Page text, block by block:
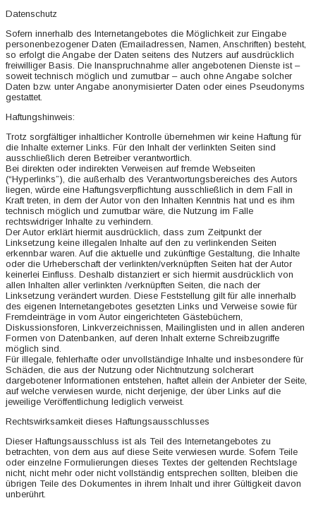
Datenschutz
Sofern innerhalb des Internetangebotes die Möglichkeit zur Eingabe
personenbezogener Daten (Emailadressen, Namen, Anschriften) besteht,
so erfolgt die Angabe der Daten seitens des Nutzers auf ausdrücklich
freiwilliger Basis. Die Inanspruchnahme aller angebotenen Dienste ist –
soweit technisch möglich und zumutbar – auch ohne Angabe solcher
Daten bzw. unter Angabe anonymisierter Daten oder eines Pseudonyms
gestattet.
Haftungshinweis:
Trotz sorgfältiger inhaltlicher Kontrolle übernehmen wir keine Haftung für
die Inhalte externer Links. Für den Inhalt der verlinkten Seiten sind
ausschließlich deren Betreiber verantwortlich.
Bei direkten oder indirekten Verweisen auf fremde Webseiten
(“Hyperlinks”), die außerhalb des Verantwortungsbereiches des Autors
liegen, würde eine Haftungsverpflichtung ausschließlich in dem Fall in
Kraft treten, in dem der Autor von den Inhalten Kenntnis hat und es ihm
technisch möglich und zumutbar wäre, die Nutzung im Falle
rechtswidriger Inhalte zu verhindern.
Der Autor erklärt hiermit ausdrücklich, dass zum Zeitpunkt der
Linksetzung keine illegalen Inhalte auf den zu verlinkenden Seiten
erkennbar waren. Auf die aktuelle und zukünftige Gestaltung, die Inhalte
oder die Urheberschaft der verlinkten/verknüpften Seiten hat der Autor
keinerlei Einfluss. Deshalb distanziert er sich hiermit ausdrücklich von
allen Inhalten aller verlinkten /verknüpften Seiten, die nach der
Linksetzung verändert wurden. Diese Feststellung gilt für alle innerhalb
des eigenen Internetangebotes gesetzten Links und Verweise sowie für
Fremdeinträge in vom Autor eingerichteten Gästebüchern,
Diskussionsforen, Linkverzeichnissen, Mailinglisten und in allen anderen
Formen von Datenbanken, auf deren Inhalt externe Schreibzugriffe
möglich sind.
Für illegale, fehlerhafte oder unvollständige Inhalte und insbesondere für
Schäden, die aus der Nutzung oder Nichtnutzung solcherart
dargebotener Informationen entstehen, haftet allein der Anbieter der Seite,
auf welche verwiesen wurde, nicht derjenige, der über Links auf die
jeweilige Veröffentlichung lediglich verweist.
Rechtswirksamkeit dieses Haftungsausschlusses
Dieser Haftungsausschluss ist als Teil des Internetangebotes zu
betrachten, von dem aus auf diese Seite verwiesen wurde. Sofern Teile
oder einzelne Formulierungen dieses Textes der geltenden Rechtslage
nicht, nicht mehr oder nicht vollständig entsprechen sollten, bleiben die
übrigen Teile des Dokumentes in ihrem Inhalt und ihrer Gültigkeit davon
unberührt.